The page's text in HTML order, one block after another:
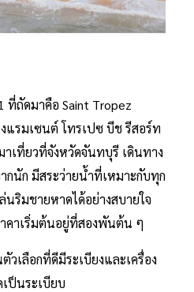
ถัดมาคือ Saint Tropez
แรมเซนต์ โทรเปซ บีช รีสอร์ท
เที่ยวที่จังหวัดจันทบุรี เดินทาง
กนัก มีสระว่ายน้ำที่เหมาะกับทุก
นริมชายหาดได้อย่างสบายใจ
คาเริ่มต้นอยู่ที่สองพันต้น ๆ
เลือกที่ดีมีระเบียงและเครื่อง
ป็นระเบียบ